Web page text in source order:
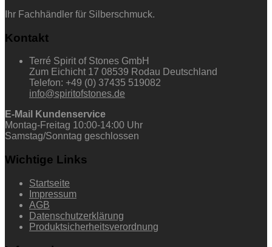
Ihr Fachhändler für Silberschmuck.
Kontakt
Terré Spirit of Stones GmbH
Zum Eichicht 17 08539 Rodau Deutschland
Telefon: +49 (0) 37435 519082
info@spiritofstones.de
E-Mail Kundenservice
Montag-Freitag 10:00-14:00 Uhr
Samstag/Sonntag geschlossen
Wichtige Links
Startseite
Impressum
AGB
Datenschutzerklärung
Produktsicherheitsverordnung